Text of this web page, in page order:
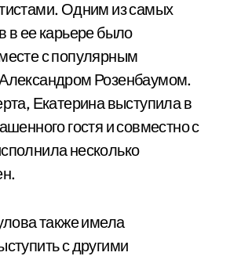
Одним из самых
в ее карьере было
с популярным
Розенбаумом.
Екатерина выступила в
гостя и совместно с
несколько
также имела
с другими